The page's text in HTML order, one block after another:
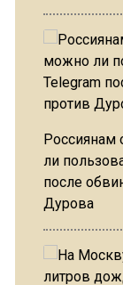
Россиянам
ли
после
Дурова